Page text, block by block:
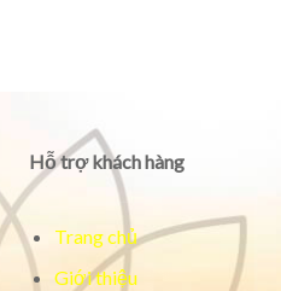
Hỗ trợ khách hàng
Trang chủ
Giới thiệu